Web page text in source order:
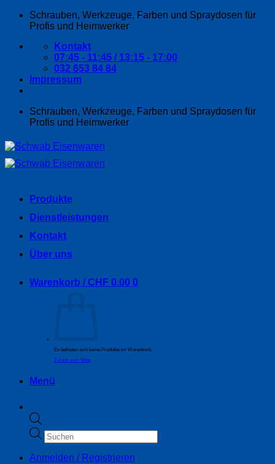
Zum
Schrauben, Werkzeuge, Farben und Spraydosen für
Profis und Heimwerker
Kontakt
07:45 - 11:45 / 13:15 - 17:00
032 653 84 84
Impressum
Schrauben, Werkzeuge, Farben und Spraydosen für
Profis und Heimwerker
Products
search
Anmelden / Registrieren
Produkte
Dienstleistungen
Kontakt
Über uns
Warenkorb / CHF 0.00 0
Es befinden sich keine Produkte im Warenkorb.
Zurück zum Shop
Menü